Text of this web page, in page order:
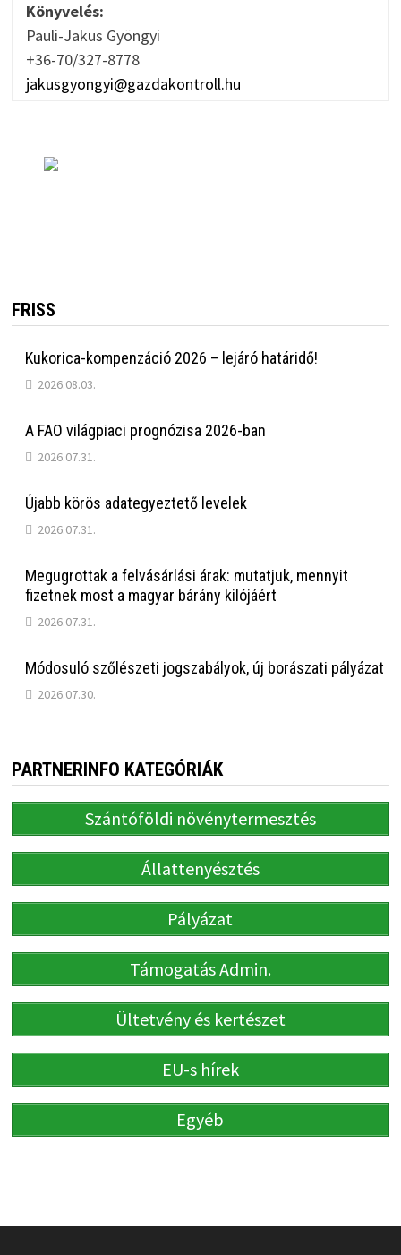
Könyvelés:
Pauli-Jakus Gyöngyi
+36-70/327-8778
jakusgyongyi@gazdakontroll.hu
FRISS
Kukorica-kompenzáció 2026 – lejáró határidő!
2026.08.03.
A FAO világpiaci prognózisa 2026-ban
2026.07.31.
Újabb körös adategyeztető levelek
2026.07.31.
Megugrottak a felvásárlási árak: mutatjuk, mennyit
fizetnek most a magyar bárány kilójáért
2026.07.31.
Módosuló szőlészeti jogszabályok, új borászati pályázat
2026.07.30.
PARTNERINFO KATEGÓRIÁK
Szántóföldi növénytermesztés
Állattenyésztés
Pályázat
Támogatás Admin.
Ültetvény és kertészet
EU-s hírek
Egyéb